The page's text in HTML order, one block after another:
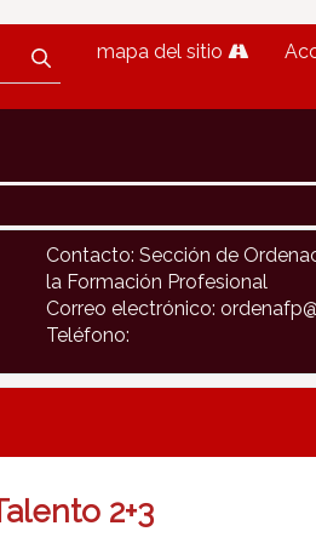
mapa del sitio
Contacto: Sección de
la Formación Profesional
Correo electrónico:
Teléfono:
2+3